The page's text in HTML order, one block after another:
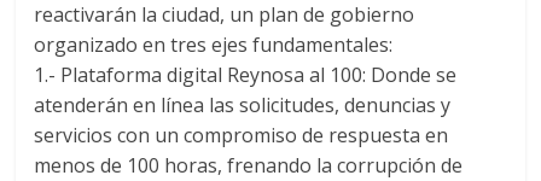
reactivarán la ciudad, un plan de gobierno
organizado en tres ejes fundamentales:
1.- Plataforma digital Reynosa al 100: Donde se
atenderán en línea las solicitudes, denuncias y
servicios con un compromiso de respuesta en
menos de 100 horas, frenando la corrupción de